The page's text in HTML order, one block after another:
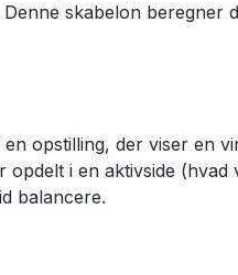
skabelon beregner
opstilling, der viser en
i en aktivside (hvad
balancere.